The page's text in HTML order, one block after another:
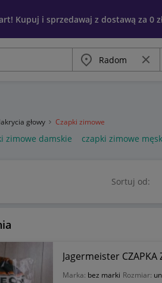
Kupuj i sprzedawaj z dostawą za 0
Miasto
głowy Czapki zimowe
zimowe damskie czapki zimowe
siatki Sortuj od:
Jagermeister CZAPKA
Marka: bez marki Rozmiar: